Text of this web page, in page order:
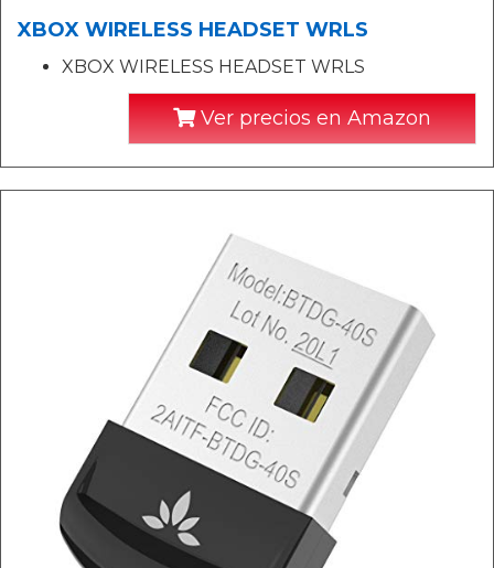
XBOX WIRELESS HEADSET WRLS
XBOX WIRELESS HEADSET WRLS
Ver precios en Amazon